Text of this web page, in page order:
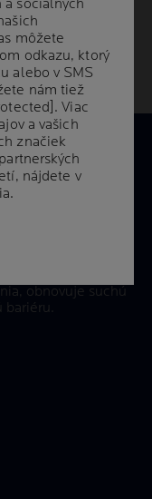
a jemne
obnovuje suchú
a sociálnych
môžete
odkazu, ktorý
alebo v SMS
nám tiež
. Viac
a vašich
značiek
nájdete v
.
a sociálnych
môžete
odkazu, ktorý
alebo v SMS
nám tiež
. Viac
a vašich
značiek
nájdete v
.